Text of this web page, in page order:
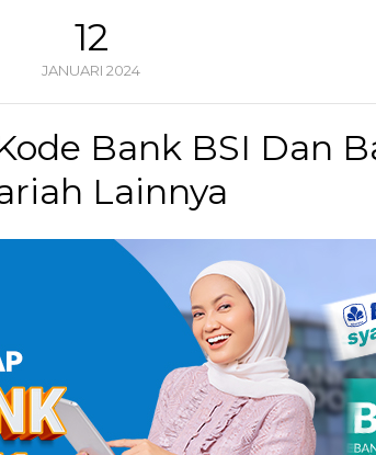
12
JANUARI2024
Bank BSI Dan
Lainnya